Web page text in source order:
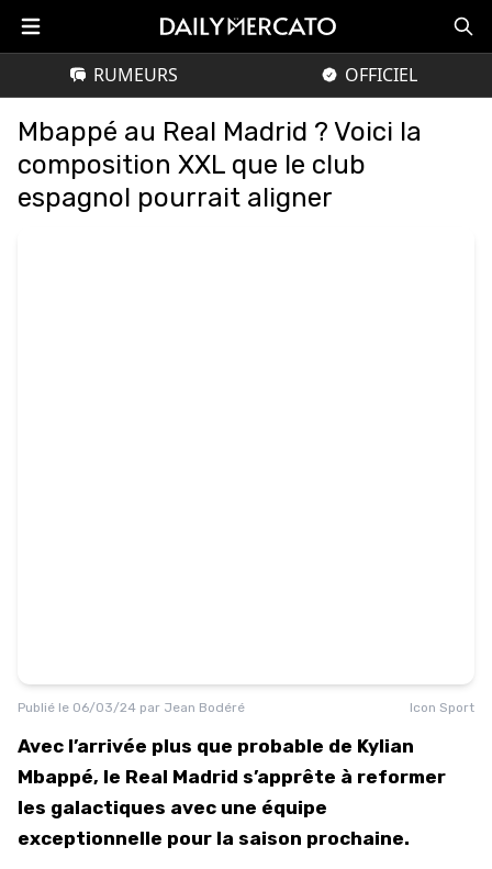
RUMEURS OFFICIEL
Mbappé au Real Madrid ? Voici la
composition XXL que le club
espagnol pourrait aligner
Publié le 06/03/24 par Jean Bodéré Icon Sport
Avec l’arrivée plus que probable de Kylian
Mbappé, le Real Madrid s’apprête à reformer
les galactiques avec une équipe
exceptionnelle pour la saison prochaine.